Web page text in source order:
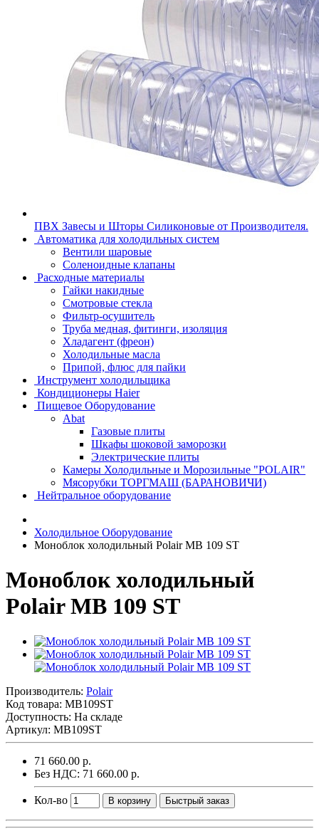
ПВХ Завесы и Шторы Силиконовые от Производителя.
Автоматика для холодильных систем
Вентили шаровые
Соленоидные клапаны
Расходные материалы
Гайки накидные
Смотровые стекла
Фильтр-осушитель
Труба медная, фитинги, изоляция
Хладагент (фреон)
Холодильные масла
Припой, флюс для пайки
Инструмент холодильщика
Кондиционеры Haier
Пищевое Оборудование
Abat
Газовые плиты
Шкафы шоковой заморозки
Электрические плиты
Камеры Холодильные и Морозильные "POLAIR"
Мясорубки ТОРГМАШ (БАРАНОВИЧИ)
Нейтральное оборудование
Холодильное Оборудование
Моноблок холодильный Polair MB 109 ST
Моноблок холодильный
Polair MB 109 ST
Производитель: Polair
Код товара: MB109ST
Доступность: На складе
Артикул: MB109ST
71 660.00 р.
Без НДС: 71 660.00 р.
Кол-во В корзину Быстрый заказ